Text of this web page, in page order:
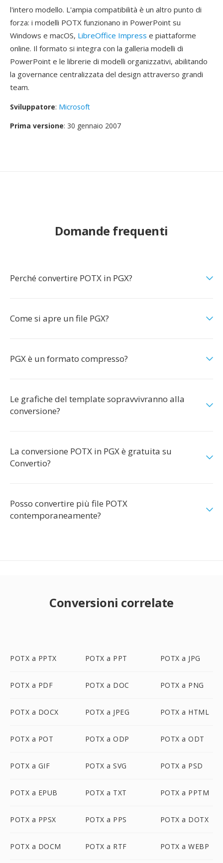
l'intero modello. L'ampia compatibilità è un altro punto di
forza: i modelli POTX funzionano in PowerPoint su
Windows e macOS, LibreOffice Impress e piattaforme
online. Il formato si integra con la galleria modelli di
PowerPoint e le librerie di modelli organizzativi, abilitando
la governance centralizzata del design attraverso grandi
team.
Sviluppatore: Microsoft
Prima versione: 30 gennaio 2007
Domande frequenti
Perché convertire POTX in PGX?
Come si apre un file PGX?
PGX è un formato compresso?
Le grafiche del template sopravvivranno alla
conversione?
La conversione POTX in PGX è gratuita su
Convertio?
Posso convertire più file POTX
contemporaneamente?
Conversioni correlate
POTX a PPTX POTX a PPT POTX a JPG
POTX a PDF POTX a DOC POTX a PNG
POTX a DOCX POTX a JPEG POTX a HTML
POTX a POT POTX a ODP POTX a ODT
POTX a GIF POTX a SVG POTX a PSD
POTX a EPUB POTX a TXT POTX a PPTM
POTX a PPSX POTX a PPS POTX a DOTX
POTX a DOCM POTX a RTF POTX a WEBP